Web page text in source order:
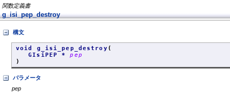
関数定義書
g_isi_pep_destroy
構文
void g_isi_pep_destroy (
GIsiPEP *pep
)
パラメータ
pep